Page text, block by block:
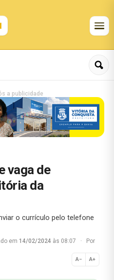
a publicidade
vaga de
da
o currículo pelo telefone
em 14/02/2024 às 08:07 ·
Por
A− A+
Normal